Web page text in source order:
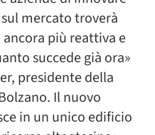
mercato troverà
più reattiva e
succede già ora»
presidente della
Il nuovo
in un unico edificio